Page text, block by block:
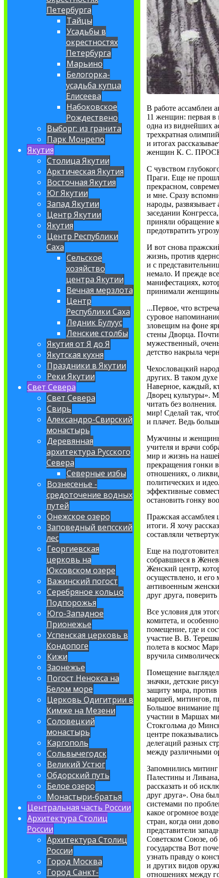
Петербурга
Тайцы
Усадьбы в
окрестностях
Петербурга
Марьино
Белогорка-
усадьба купца
Елисеева
Набоковское
Рождествено
Выборг: из гранита
Парк Монрепо
Якутия
Столица Якутии
Арктическая Якутия
Восточная Якутия
Юг Якутии
Запад Якутии
Центр Якутии
Якутия
Центр Республики
Саха
Сельское
хозяйство
центра Якутии
Вечная мерзлота
Центр
Республики Саха
Ледник Булуус
Ленские столбы
Якутия от Я до Я
Якутская кухня
Праздники в Якутии
Реки Якутии
Свет Севера
Свет Севера
Свирь
Александро-Свирский
монастырь
Деревянная
архитектура Русского
Севера
Северные избы
Вознесенье -
средоточение водных
путей
Онежское озеро
Заповедный вепсский
лес
Георгиевская
церковь на
Юксовском озере
Важинский погост
Серебряное кольцо
Подпорожья
Юго-Западное
Прионежье
Успенская церковь в
Кондопоге
Кижи
Заонежье
Погост Ненокса на
Белом море
Церковь Одигитрии в
Кимже на Мезени
Соловецкий
монастырь
Каргополь
Сольвычегодск
Великий Устюг
Обдорский путь
Белое озеро
Монастыри-братья
Центральная часть России
Архитектура Столиц
России
Архитектура Столиц
России
Город Москва
Город Санкт-
В работе ассамблеи
11 женщин: первая в
одна из виднейших
трехкратная
и итогах
женщин К. С.
С чувством
Праги. Еще не
прекрасном,
и мне. Сразу
народы,
заседании
приняли обращение
предотвратить
И вот снова
жизнь, против
и с
немало. И прежде
манифестациях,
принимали
...Первое, что
суровое
зловещим на фоне
стены Дворца.
мужественный,
детство накрыла
Чехословацкий
других. В таком
Наверное, каждый,
Дворец культуры».
читать без
мир! Сделай так,
и плачет. Ведь
Мужчины и женщины,
учителя и врачи
мир и жизнь на
прекращения гонки
отношениях, о
политических и
эффективные
остановить гонку
Пражская ассамблея
итоги. Я хочу
составляли
Еще на
собравшиеся в
Женский центр,
осуществлено, и его
антивоенным
друг друга,
Все условия для
комитета, и
помещение, где и
участие В. В.
полета в космос
вручила
Помещение
значки, детские
защиту мира,
маршей, митингов,
Большое внимание
участии в Маршах
Стокгольма до
центре
делегаций разных
между различными
Запомнились
Палестины и
рассказать и об
друг друга». Она
системами по
какое огромное
стран, когда они
представители
Советском Союзе,
государства Вот
узнать правду о
и других видов
отношениях между